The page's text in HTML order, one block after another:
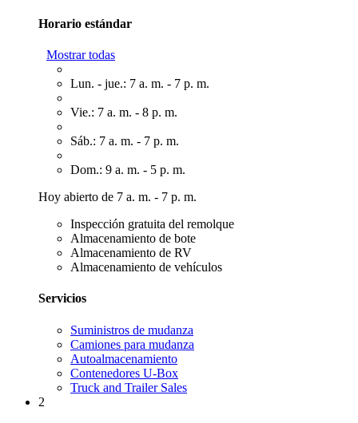
Horario estándar
Mostrar todas
Lun. - jue.: 7 a. m. - 7 p. m.
Vie.: 7 a. m. - 8 p. m.
Sáb.: 7 a. m. - 7 p. m.
Dom.: 9 a. m. - 5 p. m.
Hoy abierto de 7 a. m. - 7 p. m.
Inspección gratuita del remolque
Almacenamiento de bote
Almacenamiento de RV
Almacenamiento de vehículos
Servicios
Suministros de mudanza
Camiones para mudanza
Autoalmacenamiento
Contenedores U-Box
Truck and Trailer Sales
2